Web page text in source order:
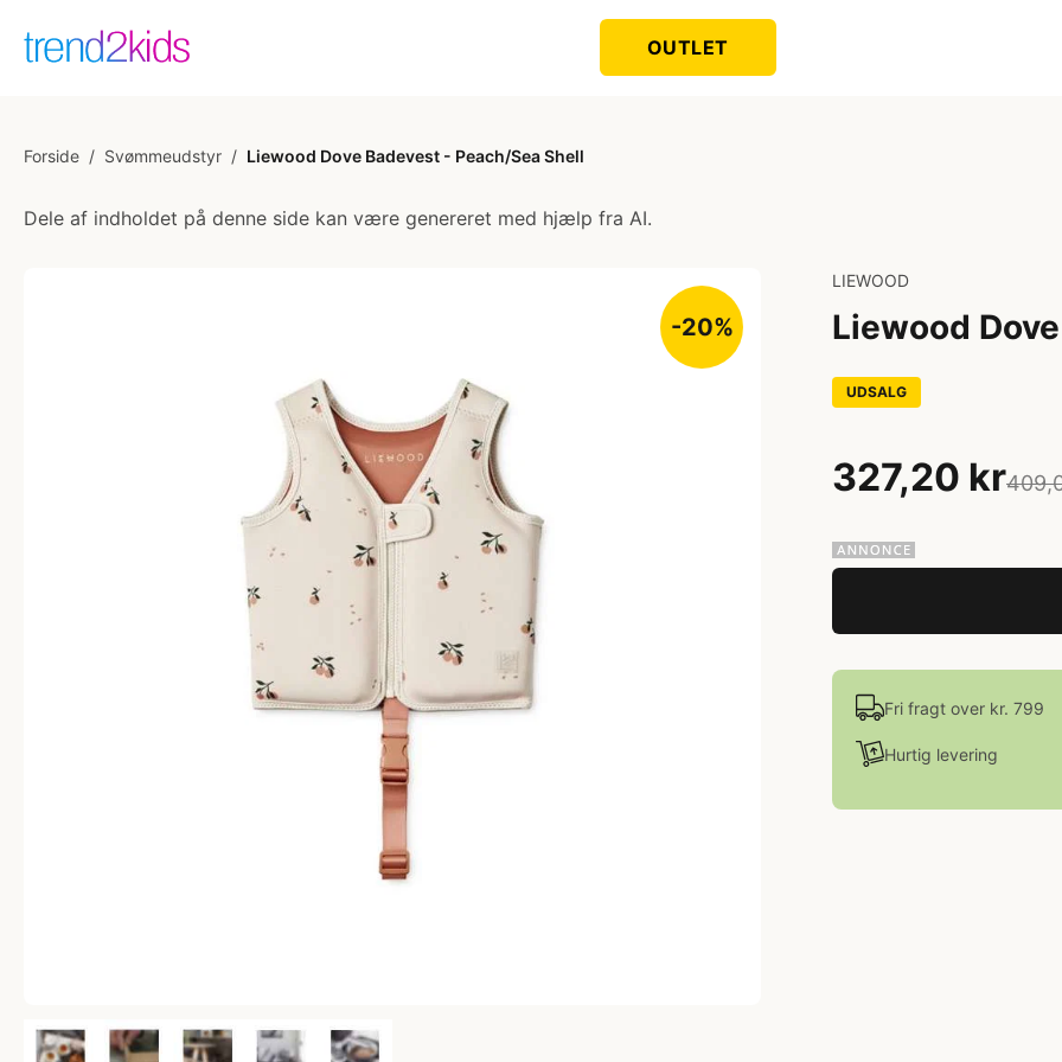
OUTLET
Forside / Svømmeudstyr / Liewood Dove Badevest - Peach/Sea Shell
Dele af indholdet på denne side kan være genereret med hjælp fra AI.
-20%
LIEWOOD
Liewood
UDSALG
327,20 kr
Fri fragt over kr. 799
Hurtig levering